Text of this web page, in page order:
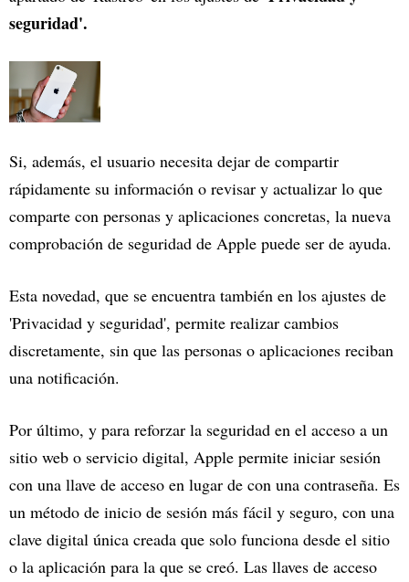
seguridad'.
Si, además, el usuario necesita dejar de compartir
rápidamente su información o revisar y actualizar lo que
comparte con personas y aplicaciones concretas, la nueva
comprobación de seguridad de Apple puede ser de ayuda.
Esta novedad, que se encuentra también en los ajustes de
'Privacidad y seguridad', permite realizar cambios
discretamente, sin que las personas o aplicaciones reciban
una notificación.
Por último, y para reforzar la seguridad en el acceso a un
sitio web o servicio digital, Apple permite iniciar sesión
con una llave de acceso en lugar de con una contraseña. Es
un método de inicio de sesión más fácil y seguro, con una
clave digital única creada que solo funciona desde el sitio
o la aplicación para la que se creó. Las llaves de acceso